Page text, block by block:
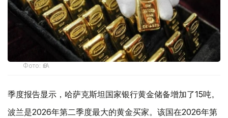
Фото: ӨзА
季度报告显示，哈萨克斯坦国家银行黄金储备增加了15吨。
波兰是2026年第二季度最大的黄金买家。该国在2026年第